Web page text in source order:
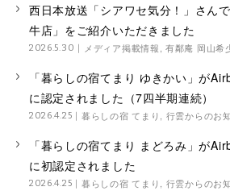
西日本放送「シアワセ気分！」さん
牛店」をご紹介いただきました
2026.5.30 メディア掲載情報,有鄰庵 岡山希
「暮らしの宿てまり ゆきかい」が
に認定されました（7四半期連続）
2026.4.25 暮らしの宿 てまり , 行雲からのお
「暮らしの宿てまり まどろみ」が
に初認定されました
2026.4.25 暮らしの宿 てまり , 行雲からのお